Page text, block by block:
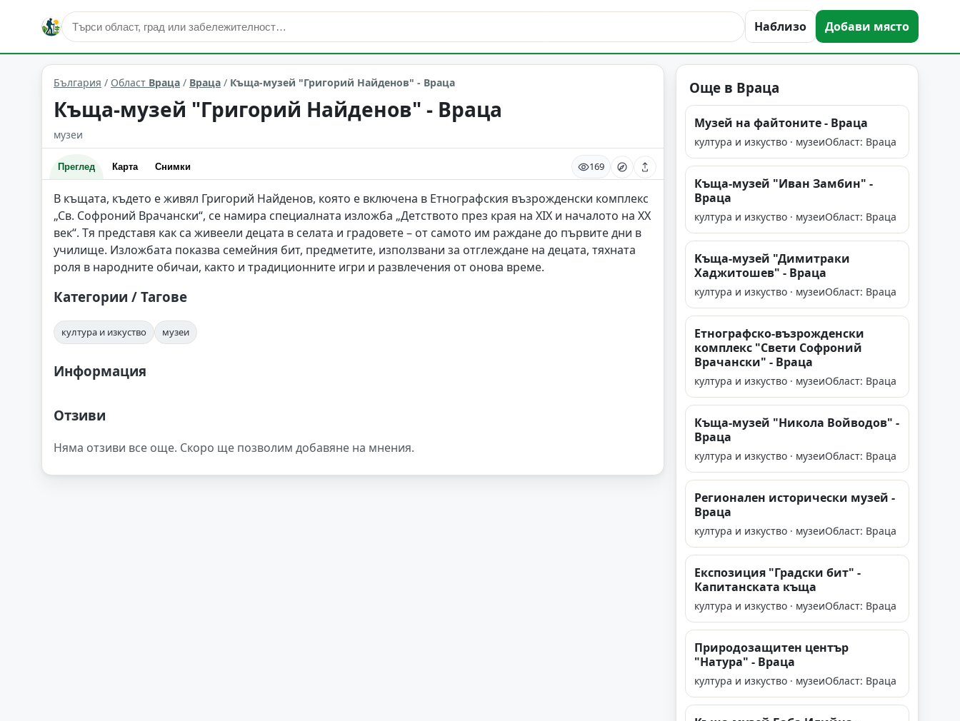
Наблизо Добави място
култура и изкуство Враца Област: Враца
България / Област Враца / Враца / Къща-музей "Григорий Найденов" - Враца
Къща-музей "Григорий Найденов" - Враца
музеи
Преглед Карта Снимки 169
В къщата, където е живял Григорий Найденов, която е включена в Етнографския възрожденски комплекс
„Св. Софроний Врачански“, се намира специалната изложба „Детството през края на XIX и началото на XX
век“. Тя представя как са живеели децата в селата и градовете – от самото им раждане до първите дни в
училище. Изложбата показва семейния бит, предметите, използвани за отглеждане на децата, тяхната
роля в народните обичаи, както и традиционните игри и развлечения от онова време.
Категории / Тагове
култура и изкуство музеи
Информация
Отзиви
Няма отзиви все още. Скоро ще позволим добавяне на мнения.
Още в Враца
Музей на файтоните - Враца
култура и изкуство · музеиОбласт: Враца
Къща-музей "Иван Замбин" -
Враца
култура и изкуство · музеиОбласт: Враца
Kъща-музей "Димитраки
Хаджитошев" - Враца
култура и изкуство · музеиОбласт: Враца
Етнографско-възрожденски
комплекс "Свети Софроний
Врачански" - Враца
култура и изкуство · музеиОбласт: Враца
Къща-музей "Никола Войводов" -
Враца
култура и изкуство · музеиОбласт: Враца
Регионален исторически музей -
Враца
култура и изкуство · музеиОбласт: Враца
Експозиция "Градски бит" -
Капитанската къща
култура и изкуство · музеиОбласт: Враца
Природозащитен център
"Натура" - Враца
култура и изкуство · музеиОбласт: Враца